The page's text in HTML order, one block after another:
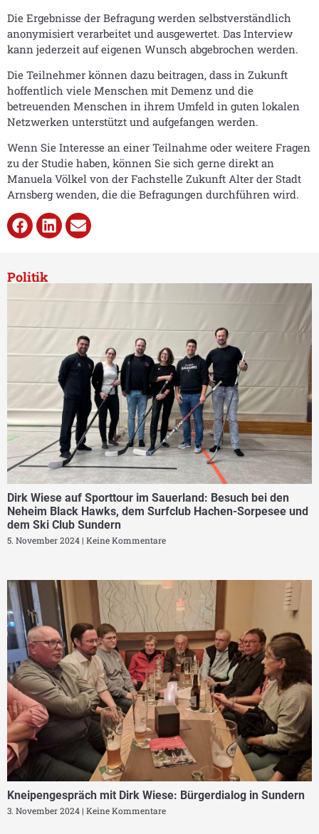
Die Ergebnisse der Befragung werden selbstverständlich
anonymisiert verarbeitet und ausgewertet. Das Interview
kann jederzeit auf eigenen Wunsch abgebrochen werden.
Die Teilnehmer können dazu beitragen, dass in Zukunft
hoffentlich viele Menschen mit Demenz und die
betreuenden Menschen in ihrem Umfeld in guten lokalen
Netzwerken unterstützt und aufgefangen werden.
Wenn Sie Interesse an einer Teilnahme oder weitere Fragen
zu der Studie haben, können Sie sich gerne direkt an
Manuela Völkel von der Fachstelle Zukunft Alter der Stadt
Arnsberg wenden, die die Befragungen durchführen wird.
Politik
Dirk Wiese auf Sporttour im Sauerland: Besuch bei den
Neheim Black Hawks, dem Surfclub Hachen-Sorpesee und
dem Ski Club Sundern
5. November 2024 Keine Kommentare
Kneipengespräch mit Dirk Wiese: Bürgerdialog in Sundern
3. November 2024 Keine Kommentare